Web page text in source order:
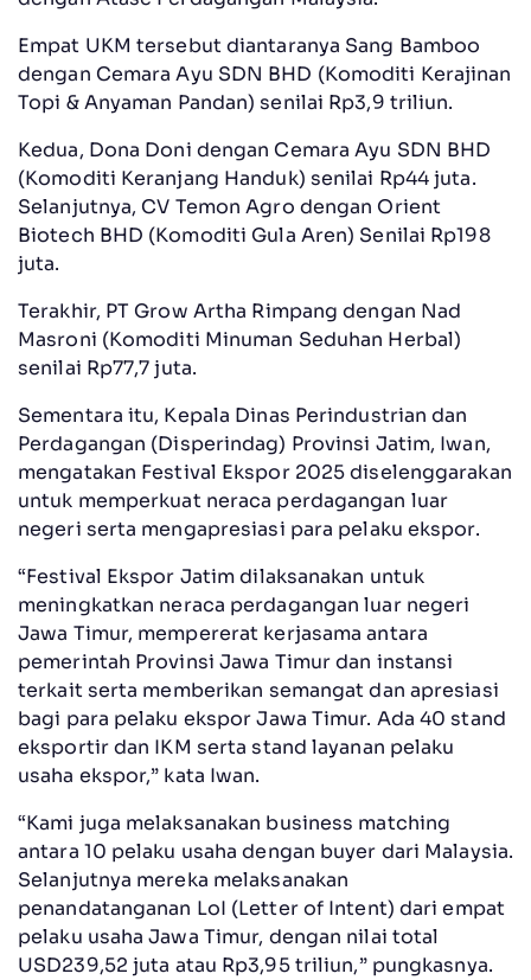
Empat UKM tersebut diantaranya Sang Bamboo
dengan Cemara Ayu SDN BHD (Komoditi Kerajinan
Topi & Anyaman Pandan) senilai Rp3,9 triliun.
Kedua, Dona Doni dengan Cemara Ayu SDN BHD
(Komoditi Keranjang Handuk) senilai Rp44 juta.
Selanjutnya, CV Temon Agro dengan Orient
Biotech BHD (Komoditi Gula Aren) Senilai Rp198
juta.
Terakhir, PT Grow Artha Rimpang dengan Nad
Masroni (Komoditi Minuman Seduhan Herbal)
senilai Rp77,7 juta.
Sementara itu, Kepala Dinas Perindustrian dan
Perdagangan (Disperindag) Provinsi Jatim, Iwan,
mengatakan Festival Ekspor 2025 diselenggarakan
untuk memperkuat neraca perdagangan luar
negeri serta mengapresiasi para pelaku ekspor.
“Festival Ekspor Jatim dilaksanakan untuk
meningkatkan neraca perdagangan luar negeri
Jawa Timur, mempererat kerjasama antara
pemerintah Provinsi Jawa Timur dan instansi
terkait serta memberikan semangat dan apresiasi
bagi para pelaku ekspor Jawa Timur. Ada 40 stand
eksportir dan IKM serta stand layanan pelaku
usaha ekspor,” kata Iwan.
“Kami juga melaksanakan business matching
antara 10 pelaku usaha dengan buyer dari Malaysia.
Selanjutnya mereka melaksanakan
penandatanganan LoI (Letter of Intent) dari empat
pelaku usaha Jawa Timur, dengan nilai total
USD239,52 juta atau Rp3,95 triliun,” pungkasnya.